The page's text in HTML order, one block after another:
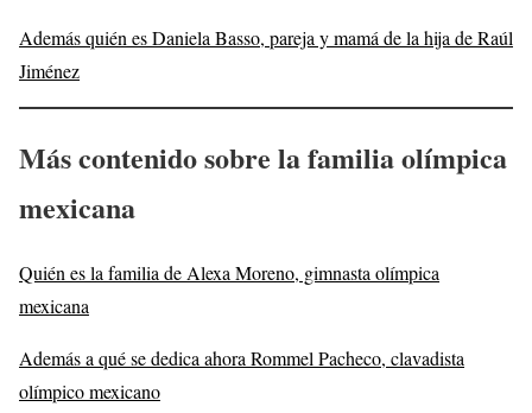
Además quién es Daniela Basso, pareja y mamá de la hija de Raúl
Jiménez
Más contenido sobre la familia olímpica
mexicana
Quién es la familia de Alexa Moreno, gimnasta olímpica
mexicana
Además a qué se dedica ahora Rommel Pacheco, clavadista
olímpico mexicano